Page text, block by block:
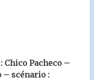
Chico Pacheco –
– scénario :